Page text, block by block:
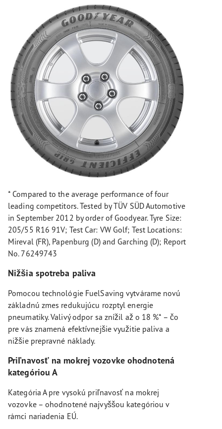
* Compared to the average performance of four
leading competitors. Tested by TÜV SÜD Automotive
in September 2012 by order of Goodyear. Tyre Size:
205/55 R16 91V; Test Car: VW Golf; Test Locations:
Mireval (FR), Papenburg (D) and Garching (D); Report
No. 76249743
Nižšia spotreba paliva
Pomocou technológie FuelSaving vytvárame novú
základnú zmes redukujúcu rozptyl energie
pneumatiky. Valivý odpor sa znížil až o 18 %* – čo
pre vás znamená efektívnejšie využitie paliva a
nižšie prepravné náklady.
Priľnavosť na mokrej vozovke ohodnotená
kategóriou A
Kategória A pre vysokú priľnavosť na mokrej
vozovke – ohodnotené najvyššou kategóriou v
rámci nariadenia EÚ.